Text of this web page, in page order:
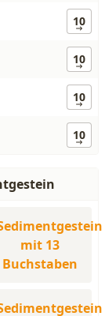
10
10
10
10
mit 13
Buchstaben